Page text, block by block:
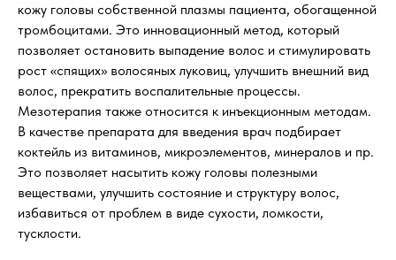
кожу головы собственной плазмы пациента, обогащенной
тромбоцитами. Это инновационный метод, который
позволяет остановить выпадение волос и стимулировать
рост «спящих» волосяных луковиц, улучшить внешний вид
волос, прекратить воспалительные процессы.
Мезотерапия также относится к инъекционным методам.
В качестве препарата для введения врач подбирает
коктейль из витаминов, микроэлементов, минералов и пр.
Это позволяет насытить кожу головы полезными
веществами, улучшить состояние и структуру волос,
избавиться от проблем в виде сухости, ломкости,
тусклости.